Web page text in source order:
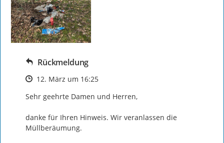
Rückmeldung
Zeitpunkt des Erstellens
12. März um 16:25
Sehr geehrte Damen und Herren,
danke für Ihren Hinweis. Wir veranlassen die
Müllberäumung.